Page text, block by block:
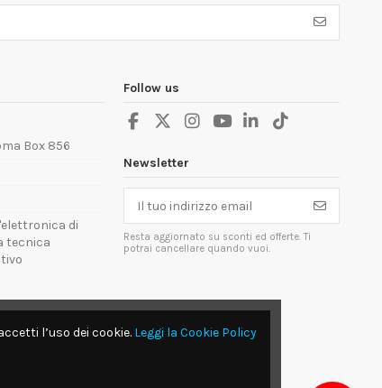
Box 856
di
tecnica
Follow us
Newsletter
Resta aggiornato su sconti ed offerte. Ti
potrai cancellare quando vuoi.
l’uso dei cookie. Leggi la Cookie Policy